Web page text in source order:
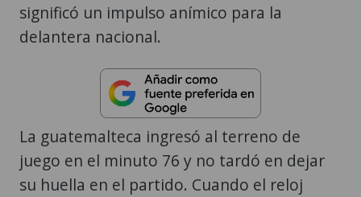
significó un impulso anímico para la
delantera nacional.
La guatemalteca ingresó al terreno de
juego en el minuto 76 y no tardó en dejar
su huella en el partido. Cuando el reloj